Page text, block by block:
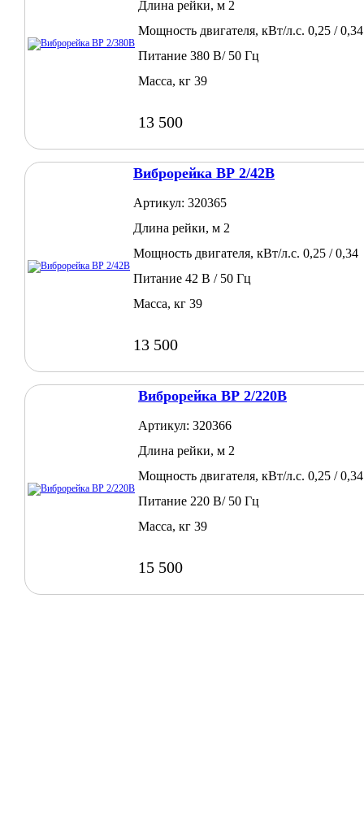
Длина рейки, м 2
Мощность двигателя, кВт/л.с. 0,25 / 0,34
Питание 380 В/ 50 Гц
Масса, кг 39
13 500
Виброрейка ВР 2/42В
Артикул: 320365
Длина рейки, м 2
Мощность двигателя, кВт/л.с. 0,25 / 0,34
Питание 42 В / 50 Гц
Масса, кг 39
13 500
Виброрейка ВР 2/220В
Артикул: 320366
Длина рейки, м 2
Мощность двигателя, кВт/л.с. 0,25 / 0,34
Питание 220 В/ 50 Гц
Масса, кг 39
15 500